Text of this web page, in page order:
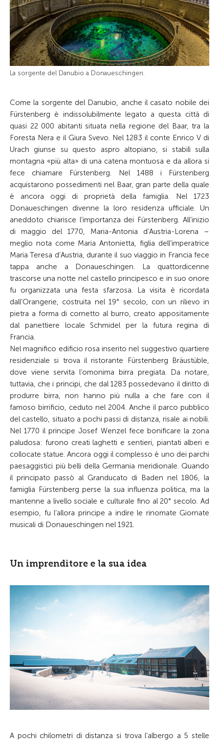
La sorgente del Danubio a Donaueschingen.
Come la sorgente del Danubio, anche il casato nobile dei
Fürstenberg è indissolubilmente legato a questa città di
quasi 22 000 abitanti situata nella regione del Baar, tra la
Foresta Nera e il Giura Svevo. Nel 1283 il conte Enrico V di
Urach giunse su questo aspro altopiano, si stabilì sulla
montagna «più alta» di una catena montuosa e da allora si
fece chiamare Fürstenberg. Nel 1488 i Fürstenberg
acquistarono possedimenti nel Baar, gran parte della quale
è ancora oggi di proprietà della famiglia. Nel 1723
Donaueschingen divenne la loro residenza ufficiale. Un
aneddoto chiarisce l’importanza dei Fürstenberg. All’inizio
di maggio del 1770, Maria-Antonia d’Austria-Lorena –
meglio nota come Maria Antonietta, figlia dell’imperatrice
Maria Teresa d’Austria, durante il suo viaggio in Francia fece
tappa anche a Donaueschingen. La quattordicenne
trascorse una notte nel castello principesco e in suo onore
fu organizzata una festa sfarzosa. La visita è ricordata
dall’Orangerie, costruita nel 19° secolo, con un rilievo in
pietra a forma di cornetto al burro, creato appositamente
dal panettiere locale Schmidel per la futura regina di
Francia.
Nel magnifico edificio rosa inserito nel suggestivo quartiere
residenziale si trova il ristorante Fürstenberg Bräustüble,
dove viene servita l’omonima birra pregiata. Da notare,
tuttavia, che i principi, che dal 1283 possedevano il diritto di
produrre birra, non hanno più nulla a che fare con il
famoso birrificio, ceduto nel 2004. Anche il parco pubblico
del castello, situato a pochi passi di distanza, risale ai nobili.
Nel 1770 il principe Josef Wenzel fece bonificare la zona
paludosa: furono creati laghetti e sentieri, piantati alberi e
collocate statue. Ancora oggi il complesso è uno dei parchi
paesaggistici più belli della Germania meridionale. Quando
il principato passò al Granducato di Baden nel 1806, la
famiglia Fürstenberg perse la sua influenza politica, ma la
mantenne a livello sociale e culturale fino al 20° secolo. Ad
esempio, fu l’allora principe a indire le rinomate Giornate
musicali di Donaueschingen nel 1921.
Un imprenditore e la sua idea
A pochi chilometri di distanza si trova l’albergo a 5 stelle